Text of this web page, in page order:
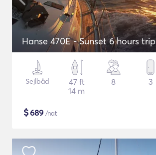
Hanse 470E - Sunset 6 hours trip
Sejlbåd
47 ft
14 m
8 3
$689 /nat